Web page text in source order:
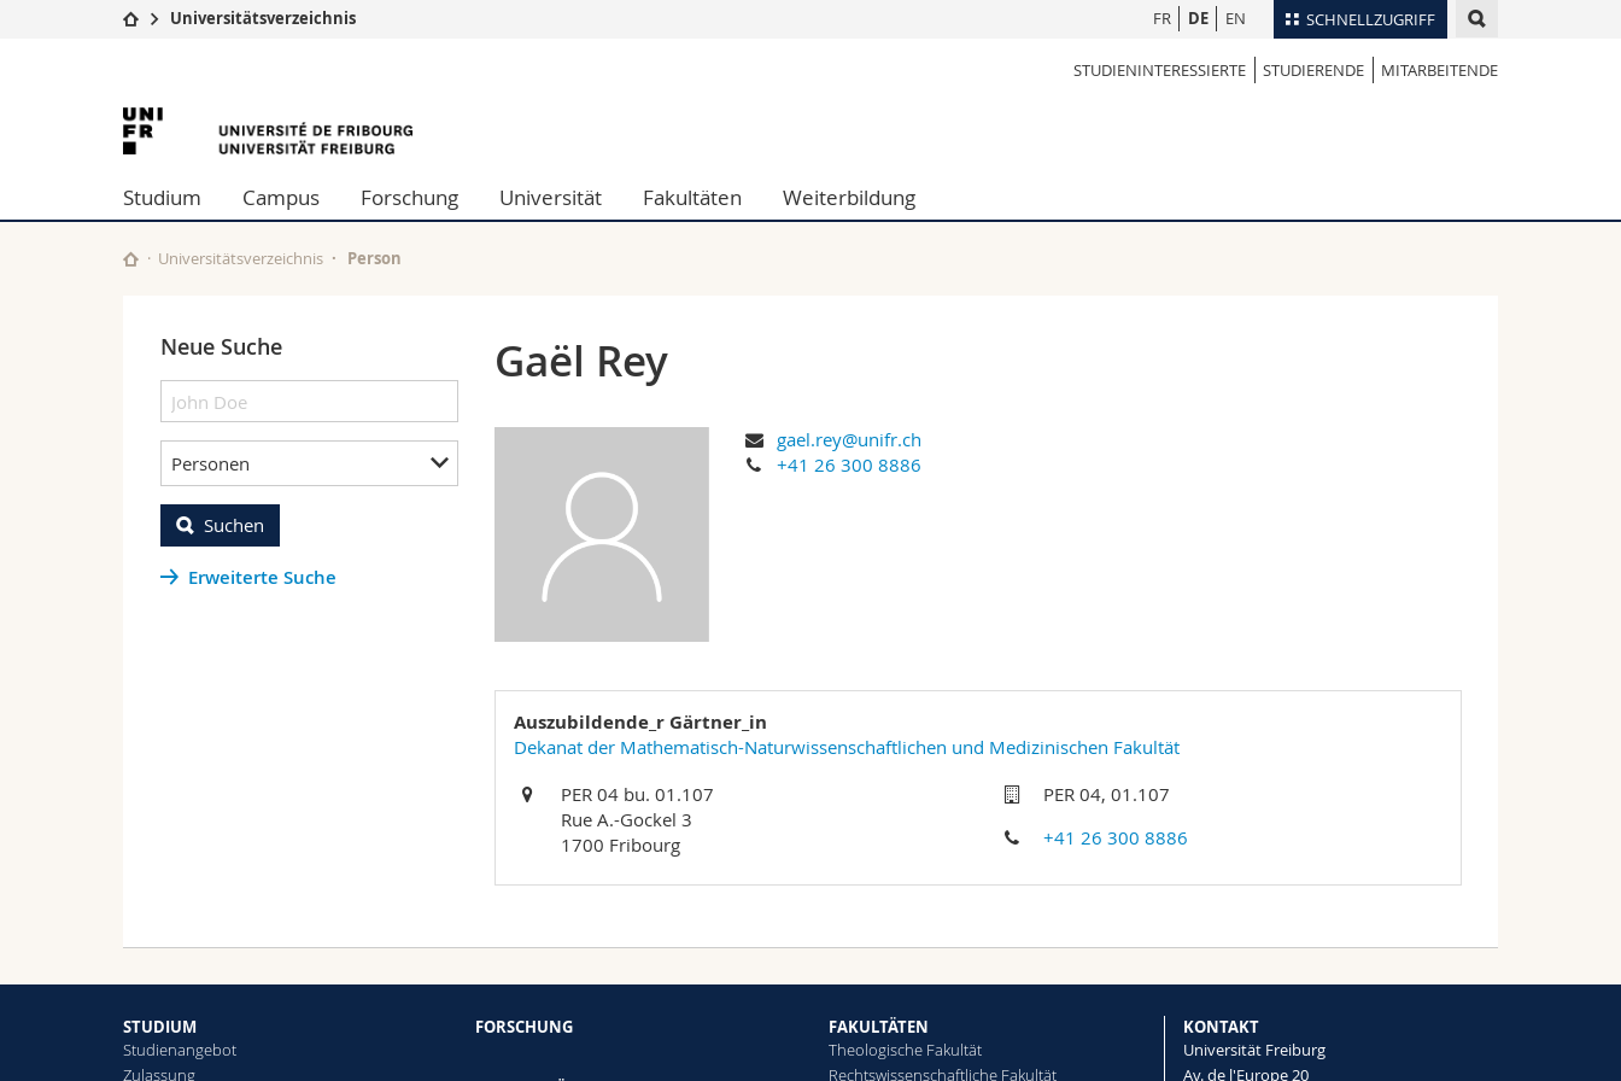
SCHNELLZUGRIFF
Studium
Campus
Universität
Weiterbildung
Theologische Fak.
Philosophische Fak.
Fak. für Erziehungs- und Bildungswissenschaften
Mitarbeitende
Personenverzeichnis
Vorlesungsverzeichnis
FR DE EN
Universitätsverzeichnis
STUDIENINTERESSIERTE STUDIERENDE MITARBEITENDE
University
of
Fribourg
Studium Campus Forschung Universität Fakultäten Weiterbildung
Universitätsverzeichnis Person
Neue Suche
Personen
Suchen
Erweiterte Suche
Gaël Rey
gael.rey@unifr.ch
+41 26 300 8886
Auszubildende_r Gärtner_in
Dekanat der Mathematisch-Naturwissenschaftlichen und Medizinischen Fakultät
PER 04 bu. 01.107
Rue A.-Gockel 3
1700 Fribourg
PER 04, 01.107
+41 26 300 8886
STUDIUM
Studienangebot
Zulassung
FORSCHUNG
FAKULTÄTEN
Theologische Fakultät
Rechtswissenschaftliche Fakultät
KONTAKT
Universität Freiburg
Av. de l'Europe 20